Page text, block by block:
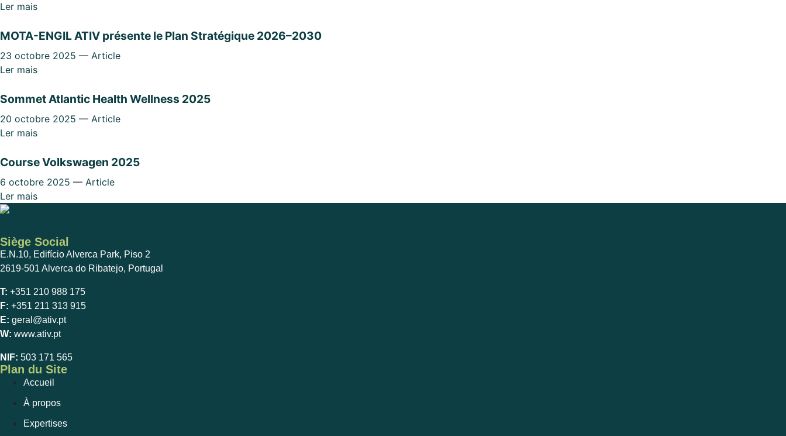
Ler mais
MOTA-ENGIL ATIV présente le Plan Stratégique 2026–2030
23 octobre 2025 — Article
Ler mais
Sommet Atlantic Health Wellness 2025
20 octobre 2025 — Article
Ler mais
Course Volkswagen 2025
6 octobre 2025 — Article
Ler mais
Siège Social
E.N.10, Edifício Alverca Park, Piso 2
2619-501 Alverca do Ribatejo, Portugal
T: +351 210 988 175
F: +351 211 313 915
E: geral@ativ.pt
W: www.ativ.pt
NIF: 503 171 565
Plan du Site
Accueil
À propos
Expertises